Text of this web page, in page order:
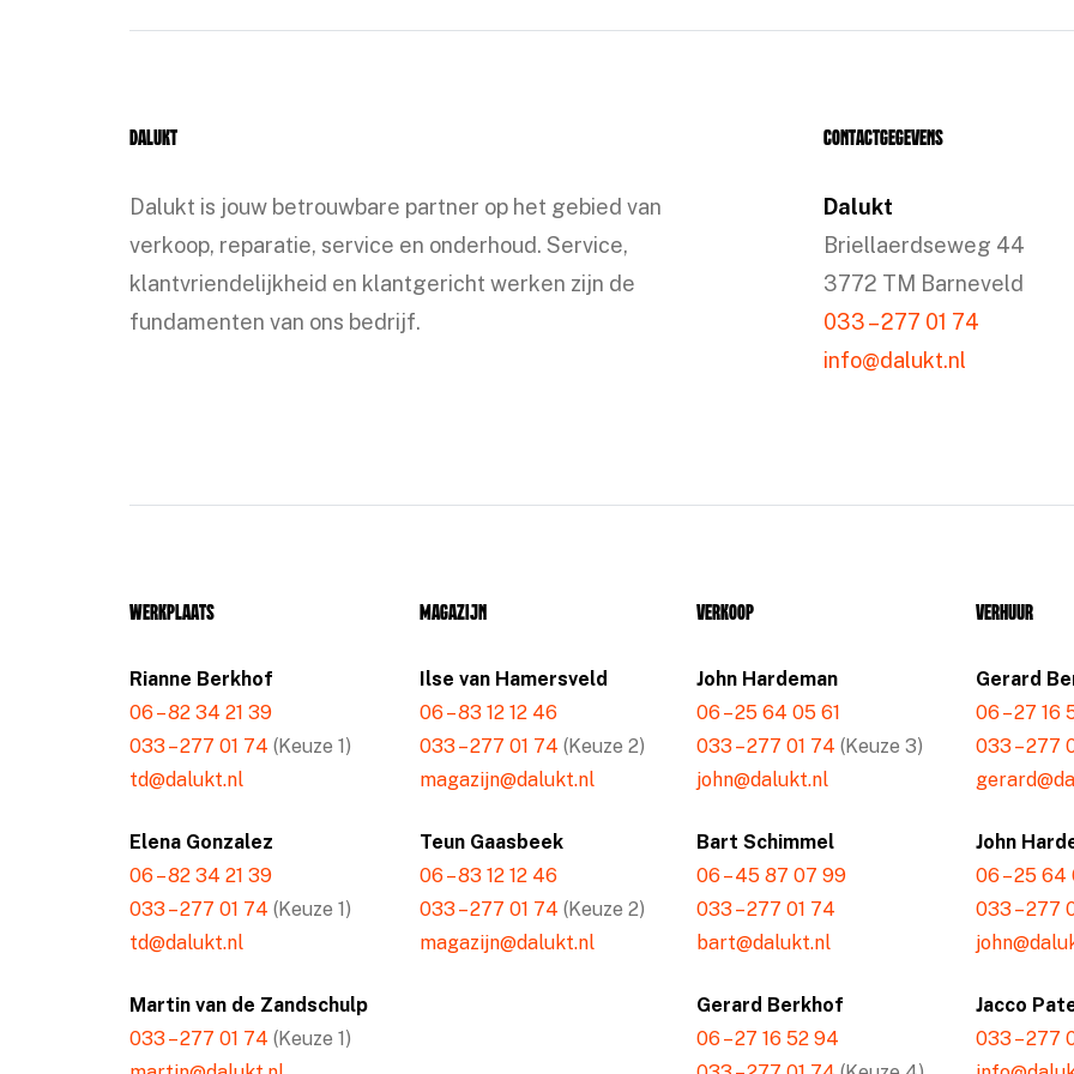
Dalukt
Dalukt is jouw betrouwbare partner op het gebied van
verkoop, reparatie, service en onderhoud. Service,
klantvriendelijkheid en klantgericht werken zijn de
fundamenten van ons bedrijf.
Contactgegevens
Dalukt
Briellaerdseweg 44
3772 TM Barneveld
033 – 277 01 74
info@dalukt.nl
Werkplaats
Rianne Berkhof
06 – 82 34 21 39
033 – 277 01 74 (Keuze 1)
td@dalukt.nl
Elena Gonzalez
06 – 82 34 21 39
033 – 277 01 74 (Keuze 1)
td@dalukt.nl
Martin van de Zandschulp
033 – 277 01 74 (Keuze 1)
Magazijn
Ilse van Hamersveld
06 – 83 12 12 46
033 – 277 01 74 (Keuze 2)
magazijn@dalukt.nl
Teun Gaasbeek
06 – 83 12 12 46
033 – 277 01 74 (Keuze 2)
magazijn@dalukt.nl
Verkoop
John Hardeman
06 – 25 64 05 61
033 – 277 01 74 (Keuze 3)
john@dalukt.nl
Bart Schimmel
06 – 45 87 07 99
033 – 277 01 74
bart@dalukt.nl
Gerard Berkhof
06 – 27 16 52 94
Verhuur
Gerard
06 – 27 16
033 – 277
John
06 – 25 64
033 – 277
Jacco
033 – 277